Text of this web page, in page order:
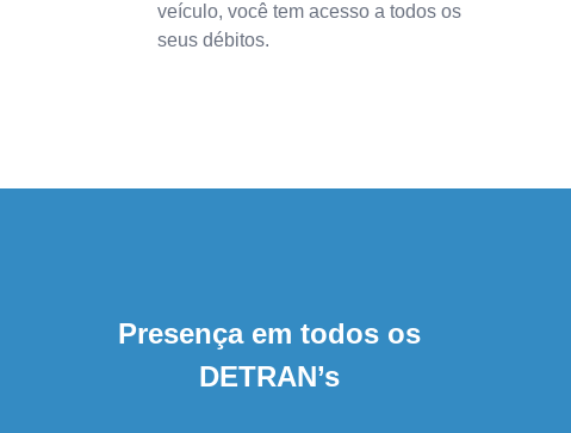
veículo, você tem acesso a todos os
seus débitos.
Presença em todos os
DETRAN’s